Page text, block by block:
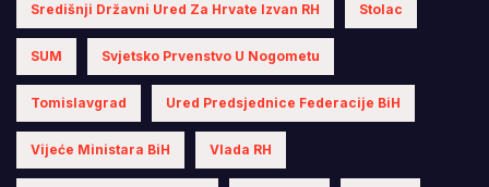
Središnji Državni Ured Za Hrvate Izvan RH Stolac
SUM Svjetsko Prvenstvo U Nogometu
Tomislavgrad Ured Predsjednice Federacije BiH
Vijeće Ministara BiH Vlada RH